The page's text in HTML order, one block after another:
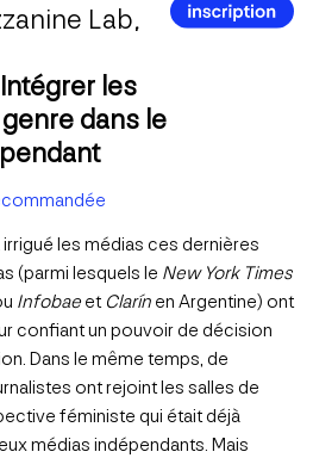
Lab,
les
dans le
les médias ces dernières
(parmi lesquels le New York Times
Infobaeet Clarín en Argentine) ont
confiant un pouvoir de décision
Dans le même temps, de
ont rejoint les salles de
féministe qui était déjà
médias indépendants. Mais